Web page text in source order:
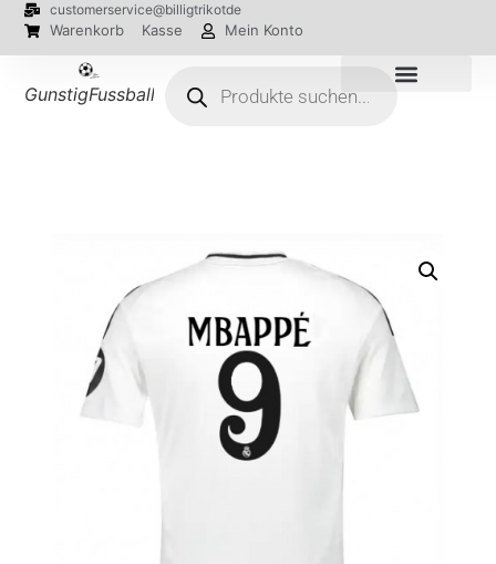
customerservice@billigtrikotde
Warenkorb Kasse Mein Konto
GunstigFussballTrikot